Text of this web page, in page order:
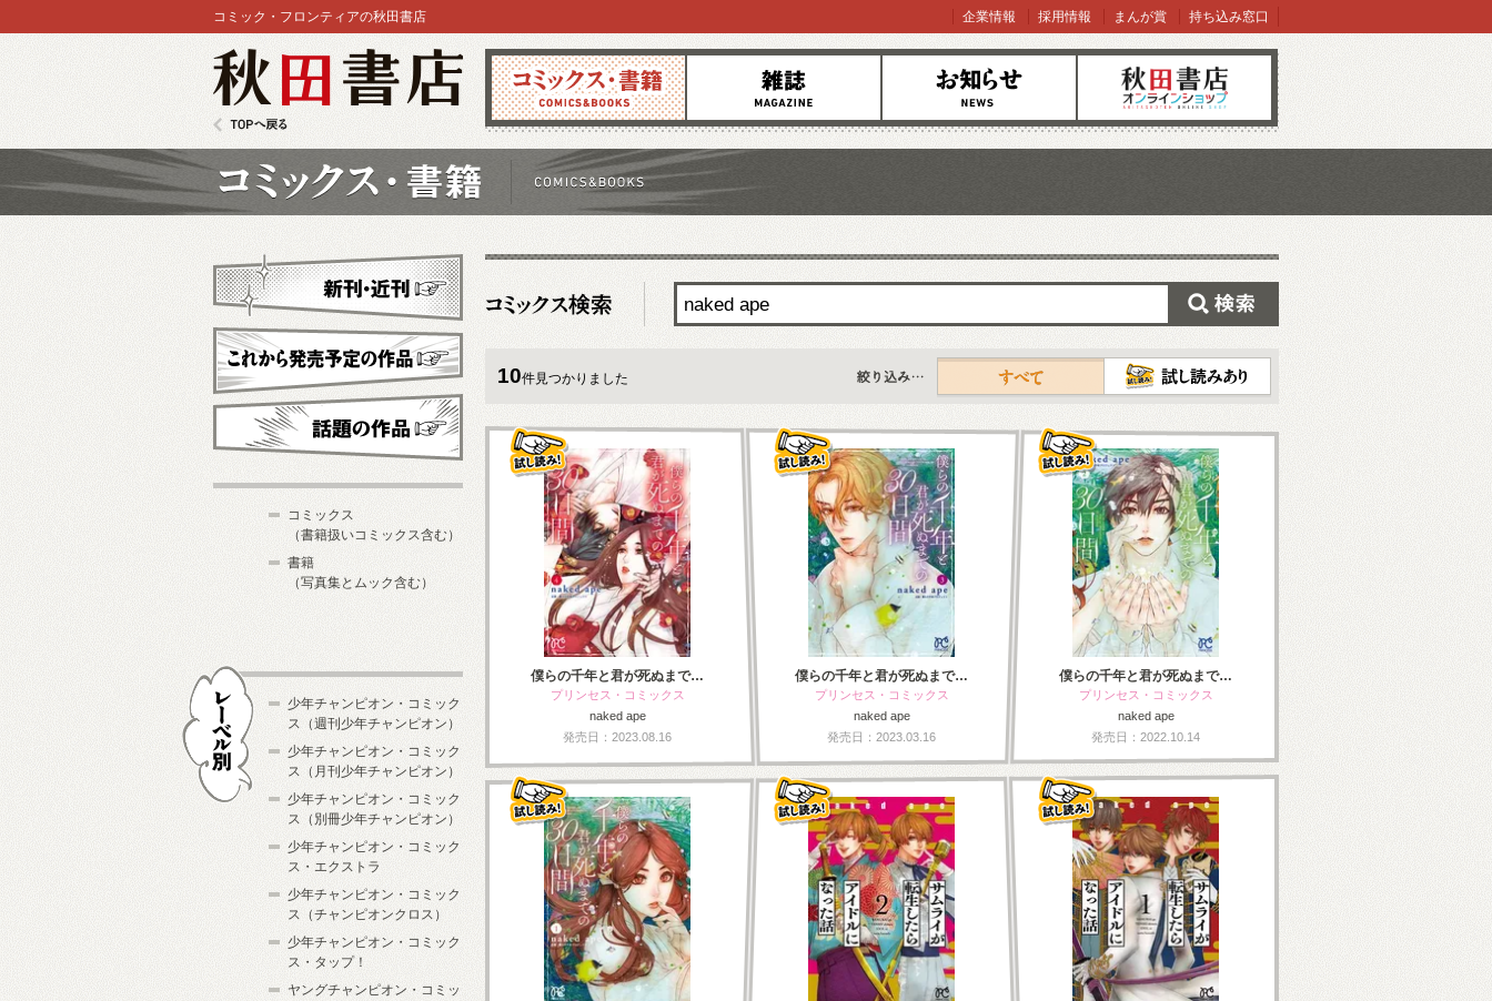
コミックス 雑誌 お知らせ オンラインショップ
コミック・フロンティアの秋田書店 企業情報 採用情報 まんが賞 持ち込み窓口
10件見つかりました
すべて
僕らの千年と君が死ぬまで…
プリンセス・コミックス
naked ape
発売日：2023.08.16
僕らの千年と君が死ぬまで…
プリンセス・コミックス
naked ape
発売日：2023.03.16
僕らの千年と君が死ぬまで…
プリンセス・コミックス
naked ape
発売日：2022.10.14
新刊・近刊
これから発売予定
コミックス
（書籍扱いコミックス含む）
書籍
（写真集とムック含む）
少年チャンピオン・コミック
ス（週刊少年チャンピオン）
少年チャンピオン・コミック
ス（月刊少年チャンピオン）
少年チャンピオン・コミック
ス（別冊少年チャンピオン）
少年チャンピオン・コミック
ス・エクストラ
少年チャンピオン・コミック
ス（チャンピオンクロス）
少年チャンピオン・コミック
ス・タップ！
ヤングチャンピオン・コミッ